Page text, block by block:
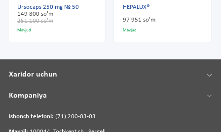
Ursocaps 250 mg № 50
149 800 so'm
251 100 so'm
Mavjud
HEPALUX®
97 951 so'm
Mavjud
Ishonch telefoni: (71) 200-03-03
Xaridor uchun
Kompaniya